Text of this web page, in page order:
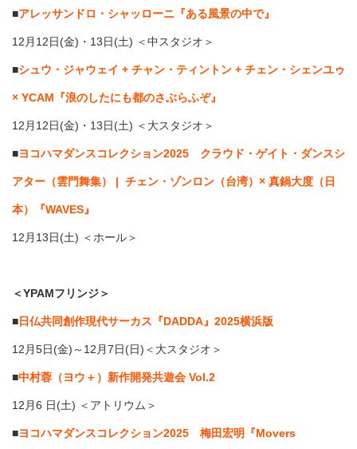
■アレッサンドロ・シャッローニ『ある風景の中で』
12月12日(金)・13日(土) ＜中スタジオ＞
■シュウ・ジャウェイ + チャン・ティントン + チェン・シェンユゥ
× YCAM『浪のしたにも都のさぶらふぞ』
12月12日(金)・13日(土) ＜大スタジオ＞
■ヨコハマダンスコレクション2025 クラウド・ゲイト・ダンスシ
アター（雲門舞集） | チェン・ゾンロン（台湾）× 真鍋大度（日
本）『WAVES』
12月13日(土) ＜ホール＞
＜YPAMフリンジ＞
■日仏共同創作現代サーカス『DADDA』2025横浜版
12月5日(金)～12月7日(日)＜大スタジオ＞
■中村蓉（ヨウ＋）新作開発共遊会 Vol.2
12月6 日(土) ＜アトリウム＞
■ヨコハマダンスコレクション2025 梅田宏明『Movers